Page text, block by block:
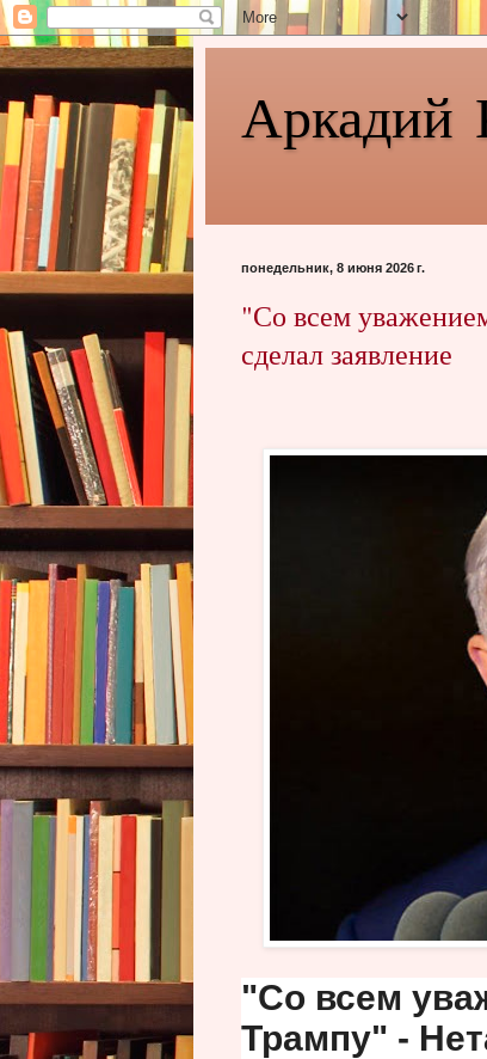
Аркадий
понедельник, 8 июня 2026 г.
"Со всем
сделал заявление
"Со всем
Трампу" -